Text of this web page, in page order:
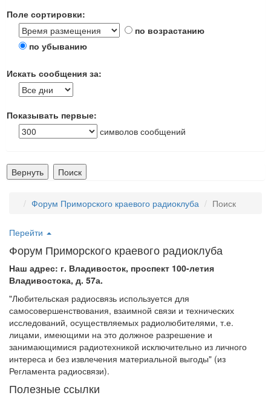
Поле сортировки:
по возрастанию
по убыванию
Искать сообщения за:
Показывать первые:
символов сообщений
Форум Приморского краевого радиоклуба Поиск
Перейти
Форум Приморского краевого радиоклуба
Наш адрес: г. Владивосток, проспект 100-летия
Владивостока, д. 57а.
"Любительская радиосвязь используется для
самосовершенствования, взаимной связи и технических
исследований, осуществляемых радиолюбителями, т.е.
лицами, имеющими на это должное разрешение и
занимающимися радиотехникой исключительно из личного
интереса и без извлечения материальной выгоды" (из
Регламента радиосвязи).
Полезные ссылки